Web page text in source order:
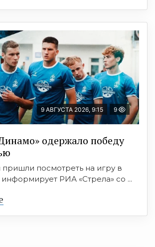
9 АВГУСТА 2026, 9:15 9
одержало победу
пришли посмотреть на игру в
РИА «Стрела» со ...